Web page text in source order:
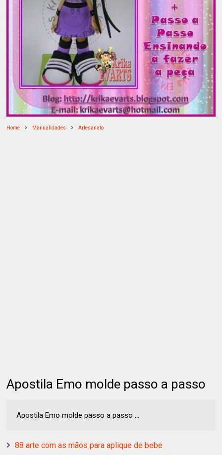
Home Manualidades Artesanato
Apostila Emo molde passo a passo
Apostila Emo molde passo a passo ...
88 arte com as mãos para aplique de bebe